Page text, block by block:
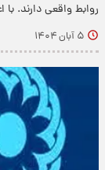
روابط واقعی دارند.
۵ آبان ۱۴۰۴